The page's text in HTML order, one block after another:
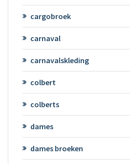
cargobroek
carnaval
carnavalskleding
colbert
colberts
dames
dames broeken